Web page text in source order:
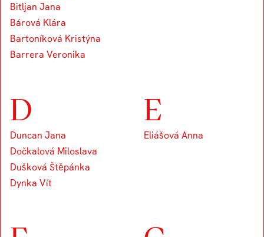
Bitljan Jana
Bárová Klára
Bartoníková Kristýna
Barrera Veronika
D
Duncan Jana
Dočkalová Miloslava
Dušková Štěpánka
Dynka Vít
E
Eliášová Anna